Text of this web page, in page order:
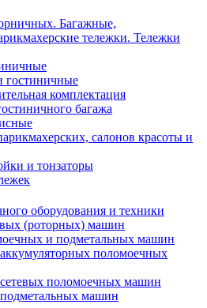
Багажные,
тележки. Тележки
гостиничные
комплектация
багажа
салонов красоты и
и тонзаторы
оборудования и техники
(роторных) машин
и подметальных машин
поломоечных
поломоечных машин
машин